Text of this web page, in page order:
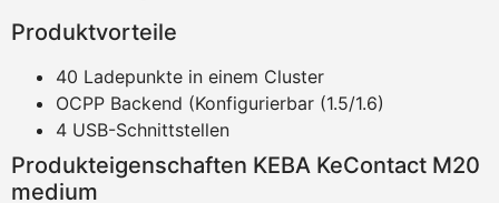
Produktvorteile
40 Ladepunkte in einem Cluster
OCPP Backend (Konfigurierbar (1.5/1.6)
4 USB-Schnittstellen
Produkteigenschaften KEBA KeContact M20
medium